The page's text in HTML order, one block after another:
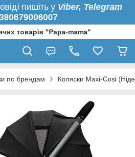
пишіть у Viber, Telegram
товарів "Papa-mama"
по брендам Коляски Maxi-Cosi